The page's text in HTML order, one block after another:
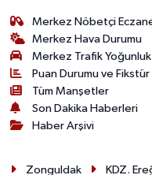
Merkez Nöbetçi
Merkez Hava Durumu
Merkez Trafik Yoğunluk
Puan Durumu ve Fikstür
Tüm Manşetler
Son Dakika Haberleri
Haber Arşivi
Zonguldak KDZ.